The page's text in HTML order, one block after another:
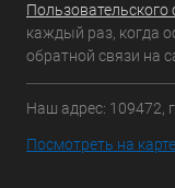
Пользовательского
каждый раз, когда
обратной связи на
Наш адрес: 109472,
Посмотреть на карте